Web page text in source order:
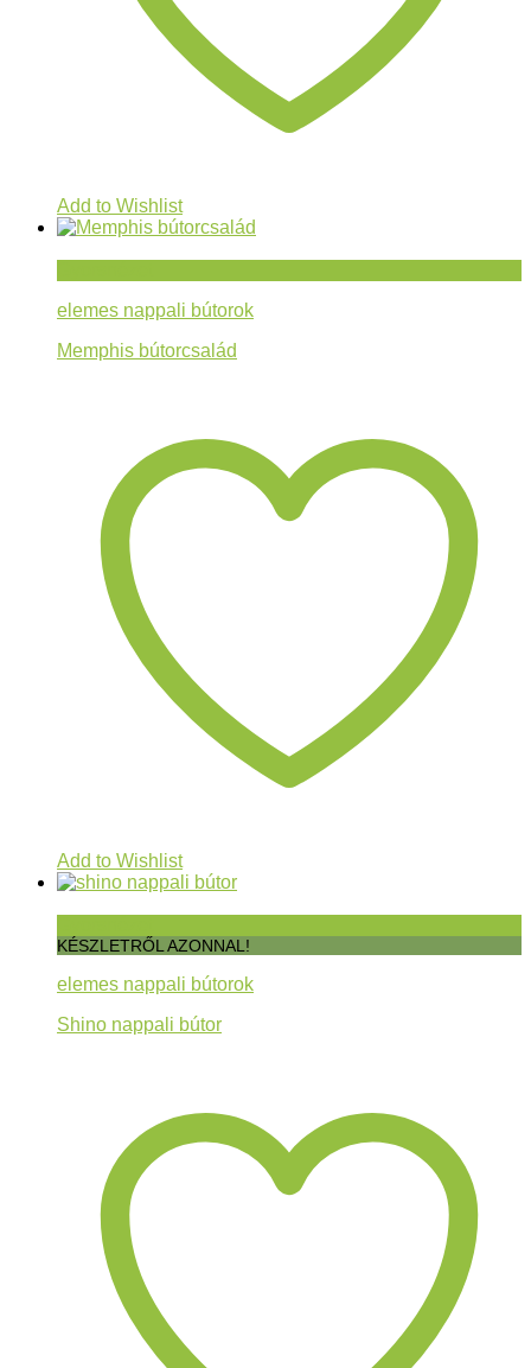
Add to Wishlist
elemes nappali bútorok
Memphis bútorcsalád
Add to Wishlist
KÉSZLETRŐL AZONNAL!
elemes nappali bútorok
Shino nappali bútor